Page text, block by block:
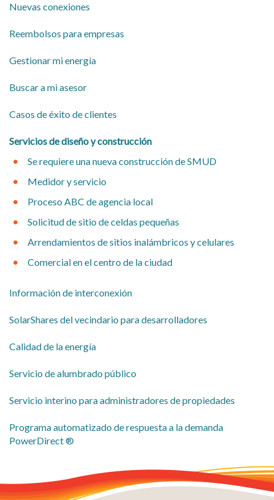
Nuevas conexiones
​Reembolsos para empresas
​Gestionar mi energía
Buscar a mi asesor
​Casos de éxito de clientes
​Servicios de diseño y construcción
Se requiere una nueva construcción de SMUD
Medidor y servicio
Proceso ABC de agencia local
Solicitud de sitio de celdas pequeñas
Arrendamientos de sitios inalámbricos y celulares
Comercial en el centro de la ciudad
​Información de interconexión
SolarShares del vecindario para desarrolladores
​Calidad de la energía
​Servicio de alumbrado público
​Servicio interino para administradores de propiedades
Programa automatizado de respuesta a la demanda
PowerDirect ®